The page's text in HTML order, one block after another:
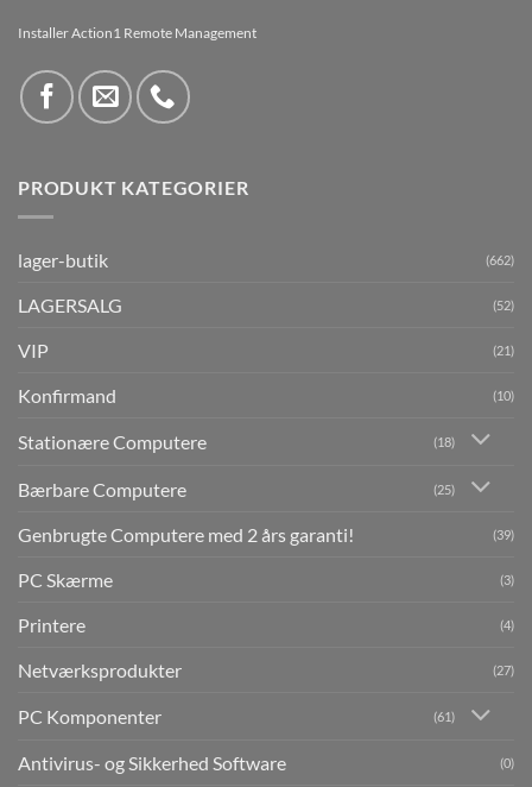
Installer Action1 Remote Management
PRODUKT KATEGORIER
lager-butik (662)
LAGERSALG (52)
VIP (21)
Konfirmand (10)
Stationære Computere (18)
Bærbare Computere (25)
Genbrugte Computere med 2 års garanti! (39)
PC Skærme (3)
Printere (4)
Netværksprodukter (27)
PC Komponenter (61)
Antivirus- og Sikkerhed Software (0)